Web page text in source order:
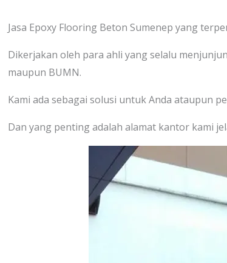
Jasa Epoxy Flooring Beton Sumenep yang
Dikerjakan oleh para ahli yang selalu
maupun BUMN.
Kami ada sebagai solusi untuk Anda ataupun
Dan yang penting adalah alamat kantor kami